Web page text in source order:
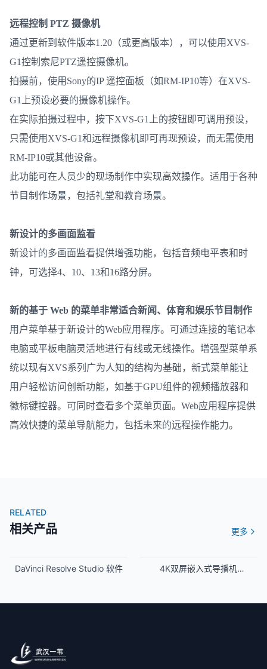
远程控制 PTZ 摄像机
通过更新到软件版本1.20（或更高版本），可以使用XVS-
G1控制索尼PTZ遥控摄像机。
拍摄前，使用Sony的IP 遥控面板（如RM-IP10等）在XVS-
G1上预设必要的摄像机操作。
在实际拍摄过程中，按下XVS-G1上的按钮即可调用预设，
只需使用XVS-G1和远程摄像机即可再现预设，而无需使用
RM-IP10或其他设备。
此功能可在人员少的现场制作中实现高效操作。适用于各种
节目制作场景，包括礼堂和教育场景。
新设计的多画面监看
新设计的多画面监看提供增强功能，包括音频电平表和时
钟，可选择4、10、13和16路分屏。
新的基于 Web 的菜单非常适合新闻、体育和娱乐节目制作
用户菜单基于新设计的Web应用程序。可通过连接的笔记本
电脑或平板电脑灵活地进行有线或无线操作。增强型菜单系
统以现有XVS系列广为人知的结构为基础，新式菜单能让
用户轻松访问创新功能，如基于GPU组件的视频播放器和
徽标键控器。可同时查看多个菜单页面。Web应用程序提供
高效快捷的菜单导航能力，包括未来的远程操作能力。
RELATED
相关产品 更多
DaVinci Resolve Studio 软件
4K双屏嵌入式导播机